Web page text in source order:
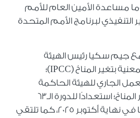
مساعدة الأمين العام للأمم
التنفيذي لبرنامج الأمم المتحدة
جيم سكيا رئيس الهيئة
الحكومية الدولية المعنية بتغير المناخ (IPCC)؛
الجاري للهيئة الحاكمة
الدولية المعنية بتغير المناخ؛ استعدادًا للدورة الـ63
للهيئة المقرر عقدها في نهاية أكتوبر 2025، كما تلتقي